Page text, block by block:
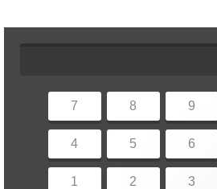
7 8 9
4 5 6
1 2 3